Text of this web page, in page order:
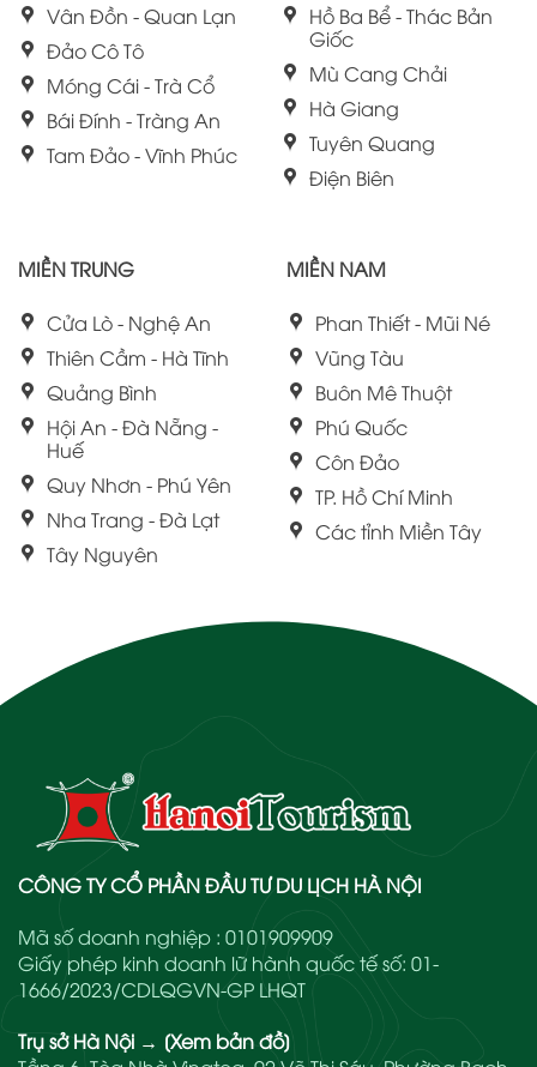
Vân Đồn - Quan Lạn
Đảo Cô Tô
Móng Cái - Trà Cổ
Bái Đính - Tràng An
Tam Đảo - Vĩnh Phúc
Hồ Ba Bể - Thác Bản
Giốc
Mù Cang Chải
Hà Giang
Tuyên Quang
Điện Biên
MIỀN TRUNG
Cửa Lò - Nghệ An
Thiên Cầm - Hà Tĩnh
Quảng Bình
Hội An - Đà Nẵng -
Huế
Quy Nhơn - Phú Yên
Nha Trang - Đà Lạt
Tây Nguyên
MIỀN NAM
Phan Thiết - Mũi Né
Vũng Tàu
Buôn Mê Thuột
Phú Quốc
Côn Đảo
TP. Hồ Chí Minh
Các tỉnh Miền Tây
CÔNG TY CỔ PHẦN ĐẦU TƯ DU LỊCH HÀ NỘI
Mã số doanh nghiệp : 0101909909
Giấy phép kinh doanh lữ hành quốc tế số: 01-
1666/2023/CDLQGVN-GP LHQT
Trụ sở Hà Nội → [Xem bản đồ]